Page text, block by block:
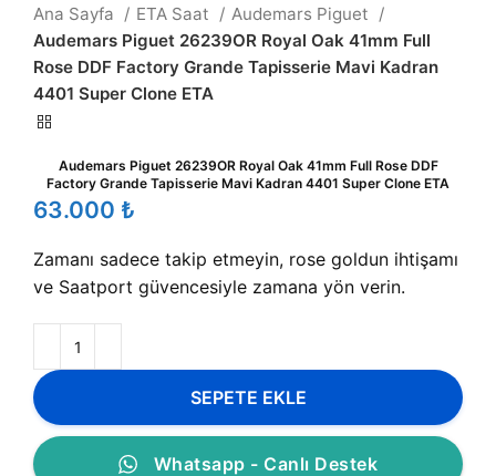
Ana Sayfa ETA Saat
Audemars Piguet
Audemars Piguet 26239OR Royal Oak 41mm Full
Rose DDF Factory Grande Tapisserie Mavi Kadran
4401 Super Clone ETA
Audemars Piguet 26239OR Royal Oak 41mm Full Rose DDF
Factory Grande Tapisserie Mavi Kadran 4401 Super Clone ETA
₺
Zamanı sadece takip etmeyin, rose goldun ihtişamı
ve Saatport güvencesiyle zamana yön verin.
SEPETE EKLE
Whatsapp - Canlı Destek